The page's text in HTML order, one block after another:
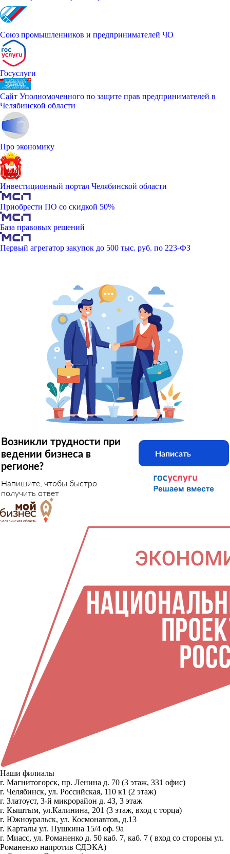
Союз промышленников и предпринимателей ЧО
Госуслуги
Сайт Уполномоченного по защите прав предпринимателей в
Челябинской области
Про экономику
Инвестиционный портал Челябинской области
Приобрести ПО со скидкой 50%
База правовых решений
Первый агрегатор закупок до 500 тыс. руб. по 223-ФЗ
Возникли трудности при
ведении бизнеса в
регионе?
Напишите, чтобы быстро
получить ответ
Написать
Наши филиалы
г. Магнитогорск, пр. Ленина д. 70 (3 этаж, 331 офис)
г. Челябинск, ул. Российская, 110 к1 (2 этаж)
г. Златоуст, 3-й микрорайон д. 43, 3 этаж
г. Кыштым, ул.Калинина, 201 (3 этаж, вход с торца)
г. Южноуральск, ул. Космонавтов, д.13
г. Карталы ул. Пушкина 15/4 оф. 9а
г. Миасс, ул. Романенко д. 50 каб. 7, каб. 7 ( вход со стороны ул.
Романенко напротив СДЭКА)